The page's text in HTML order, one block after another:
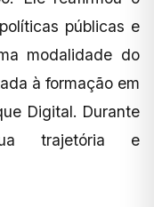
públicas e
modalidade do
à formação em
Digital. Durante
trajetória e